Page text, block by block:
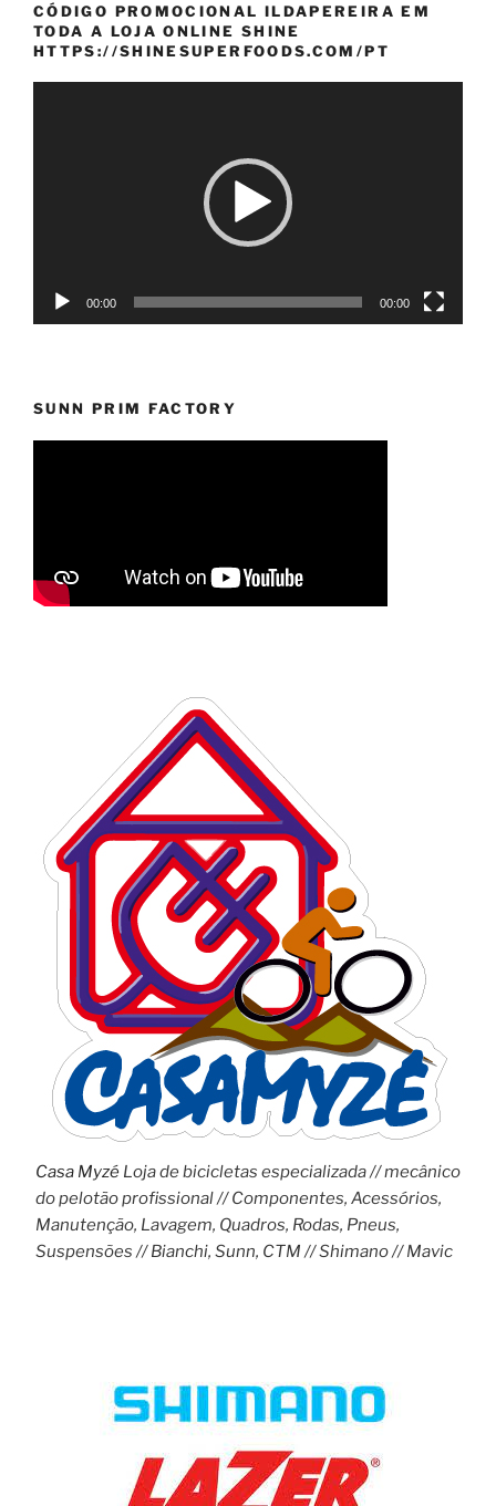
CÓDIGO PROMOCIONAL ILDAPEREIRA EM
TODA A LOJA ONLINE SHINE
HTTPS://SHINESUPERFOODS.COM/PT
00:00 00:00
SUNN PRIM FACTORY
Casa MyzéLoja de bicicletas especializada // mecânico
do pelotão profissional // Componentes, Acessórios,
Manutenção, Lavagem, Quadros, Rodas, Pneus,
Suspensões // Bianchi, Sunn, CTM // Shimano // Mavic